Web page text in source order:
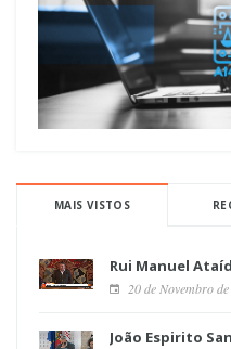
MAIS VISTOS
Rui Manuel
20 de Novembro
João Espirito